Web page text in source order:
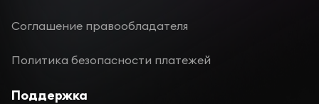
Соглашение правообладателя
Политика безопасности платежей
Поддержка